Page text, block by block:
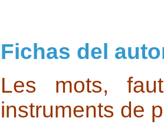
Fichas del
Les mots,
instruments de